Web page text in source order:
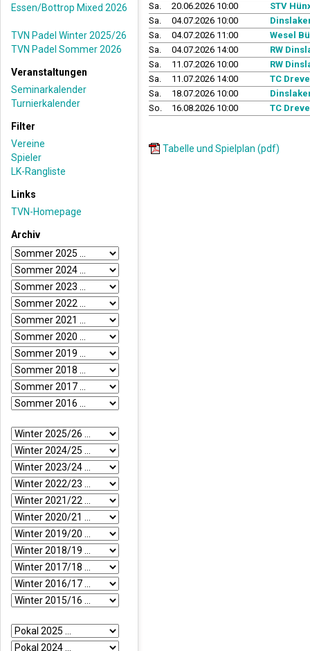
Essen/Bottrop Mixed 2026
TVN Padel Winter 2025/26
TVN Padel Sommer 2026
Veranstaltungen
Seminarkalender
Turnierkalender
Filter
Vereine
Spieler
LK-Rangliste
Links
TVN-Homepage
Archiv
Sa.
20.06.2026 10:00
STV
Sa.
04.07.2026 10:00
Sa.
04.07.2026 11:00
Wesel
Sa.
04.07.2026 14:00
RW
Sa.
11.07.2026 10:00
RW
Sa.
11.07.2026 14:00
TC
Sa.
18.07.2026 10:00
So.
16.08.2026 10:00 TC
Tabelle und Spielplan (pdf)